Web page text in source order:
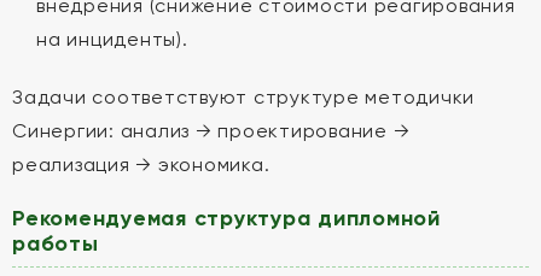
внедрения (снижение стоимости реагирования
на инциденты).
Задачи соответствуют структуре методички
Синергии: анализ → проектирование →
реализация → экономика.
Рекомендуемая структура дипломной
работы